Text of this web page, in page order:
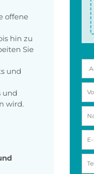
offene
hin zu
Sie
und
und
wird.